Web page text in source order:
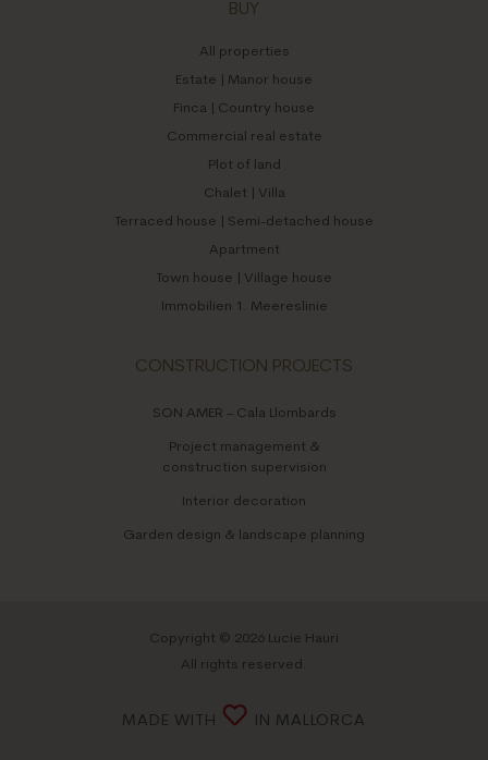
BUY
All properties
Estate | Manor house
Finca | Country house
Commercial real estate
Plot of land
Chalet | Villa
Terraced house | Semi-detached house
Apartment
Town house | Village house
Immobilien 1. Meereslinie
CONSTRUCTION PROJECTS
SON AMER – Cala Llombards
Project management &
construction supervision
Interior decoration
Garden design & landscape planning
Copyright © 2026 Lucie Hauri
All rights reserved.
MADE WITH IN MALLORCA